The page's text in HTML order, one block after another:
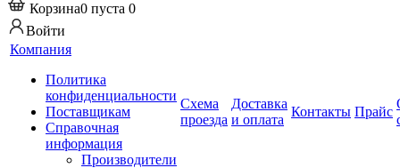
Корзина0 пуста 0
Войти
Компания
Политика
конфиденциальности
Поставщикам
Справочная
информация
Производители
Схема
проезда
Доставка
и оплата
Контакты Прайс